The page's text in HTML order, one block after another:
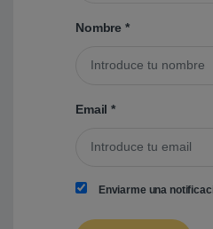
Nombre*
Email*
Enviarme una